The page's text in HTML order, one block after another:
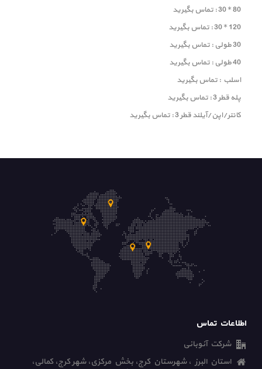
80 * 30 : تماس بگیرید
120 * 30 : تماس بگیرید
30 طولی : تماس بگیرید
40 طولی : تماس بگیرید
اسلب : تماس بگیرید
پله قطر 3 : تماس بگیرید
کانتر/اپن/آیلند قطر 3 : تماس بگیرید
اطلاعات تماس
شرکت آنوبانی
استان البرز ، شهرستان کرج، بخش مرکزی، شهر کرج، کمالی،